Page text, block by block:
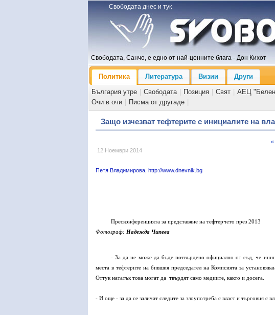
Свободата днес и тук
Свободата, Санчо, е едно от най-ценните блага - Дон Кихот
Политика Литература Визии
Други
България утре
Свободата Позиция Свят АЕЦ
Очи в очи
Писма от другаде
Защо изчезват тефтерите с инициалите на
12 Ноември 2014
«
Петя Владимирова, http://www.dnevnik.bg
Пресконференцията за представяне на тефтерчето през 2013
Фотограф: Надежда Чипева
- За да не може да бъде потвърдено официално от съд, че
места в тефтерите на бившия председател на Комисията за
Оттук нататък това могат да твърдят само медиите, както и досега.
- И още - за да се заличат следите за злоупотреба с власт и търговия с